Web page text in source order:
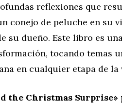
reflexiones que
conejo de peluche en su
su dueño. Este libro es
tocando temas
en cualquier etapa de la
the Christmas